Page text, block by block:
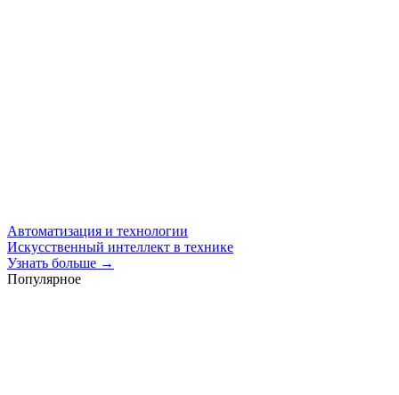
Автоматизация и технологии
Искусственный интеллект в технике
Узнать больше →
Популярное